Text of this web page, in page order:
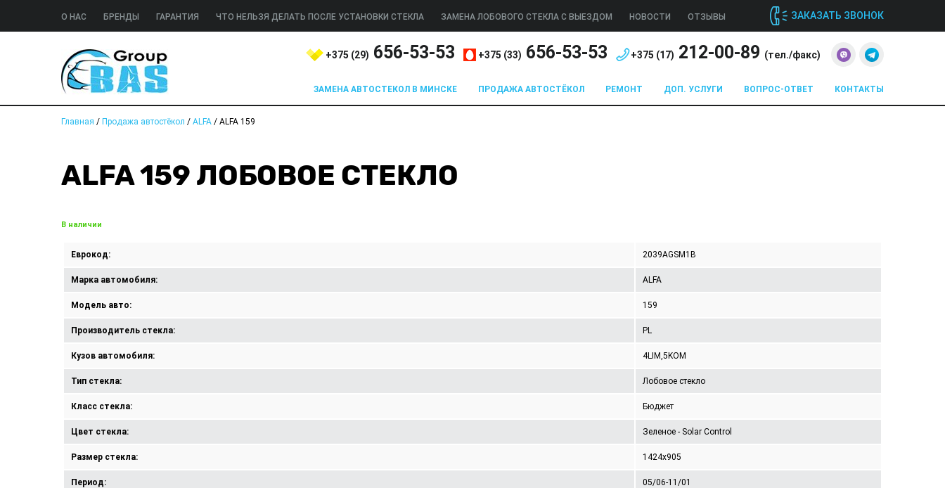
О НАС БРЕНДЫ ГАРАНТИЯ ЧТО НЕЛЬЗЯ ДЕЛАТЬ ПОСЛЕ УСТАНОВКИ СТЕКЛА ЗАМЕНА ЛОБОВОГО СТЕКЛА С ВЫЕЗДОМ НОВОСТИ ОТЗЫВЫ ЗАКАЗАТЬ ЗВОНОК
+375 (29) 656-53-53 +375 (33) 656-53-53 +375 (17) 212-00-89 (тел./факс)
ЗАМЕНА АВТОСТЕКОЛ В МИНСКЕ ПРОДАЖА АВТОСТЁКОЛ РЕМОНТ ДОП. УСЛУГИ ВОПРОС-ОТВЕТ КОНТАКТЫ
Главная / Продажа автостёкол / ALFA / ALFA 159
ALFA 159 ЛОБОВОЕ СТЕКЛО
В наличии
Еврокод: 2039AGSM1B
Марка автомобиля: ALFA
Модель авто: 159
Производитель стекла: PL
Кузов автомобиля: 4LIM,5KOM
Тип стекла: Лобовое стекло
Класс стекла: Бюджет
Цвет стекла: Зеленое - Solar Control
Размер стекла: 1424x905
Период: 05/06-11/01